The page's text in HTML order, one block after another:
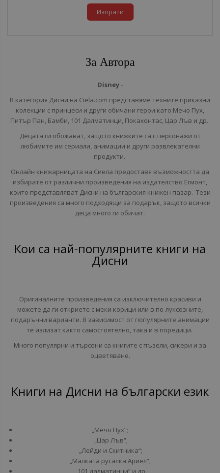
Изпрати
За Автора
Disney-
В категория Дисни на Ciela.com представяме техните приказни
колекции с принцеси и други обичани герои като:Мечо Пух,
Питър Пан, Бамби, 101 Далматинци, Покахонтас, Цар Лъв и др.
Децата ги обожават, защото книжките са с персонажи от
любимите им сериали, анимации и други развлекателни
продукти.
Онлайн книжарницата на Сиела предоставя възможността да
избирате от различни произведения на издателство Егмонт,
които представляват Дисни на българския книжен пазар. Тези
произведения са много подходящи за подарък, защото всички
деца много ги обичат.
Кои са най-популярните книги на
Дисни
Оригиналните произведения са изключително красиви и
можете да ги откриете с меки корици или в по-луксозните,
подаръчни варианти. В зависимост от популярните анимации
те излизат както самостоятелно, така и в поредици.
Много популярни и търсени са книгите с пъзели, сикери и за
оцветяване.
Книги на Дисни на български език
„Мечо Пух“;
„Цар Лъв“;
„Лейди и Скитника“;
„Малката русалка Ариел“;
„101 далматинци“ и др.